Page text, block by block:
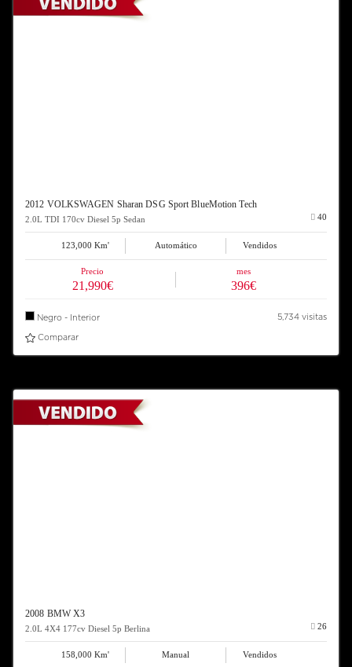
2012 VOLKSWAGEN Sharan DSG Sport BlueMotion Tech
40
2.0L TDI 170cv Diesel 5p Sedan
123,000 Km' Automático Vendidos
Precio
21,990€
mes
396€
5,734 visitas
Negro - Interior
Comparar
2008 BMW X3
26
2.0L 4X4 177cv Diesel 5p Berlina
158,000 Km' Manual Vendidos